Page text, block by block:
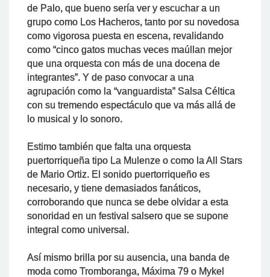
de Palo, que bueno sería ver y escuchar a un
grupo como Los Hacheros, tanto por su novedosa
como vigorosa puesta en escena, revalidando
como “cinco gatos muchas veces maúllan mejor
que una orquesta con más de una docena de
integrantes”. Y de paso convocar a una
agrupación como la “vanguardista” Salsa Céltica
con su tremendo espectáculo que va más allá de
lo musical y lo sonoro.
Estimo también que falta una orquesta
puertorriqueña tipo La Mulenze o como la All Stars
de Mario Ortiz. El sonido puertorriqueño es
necesario, y tiene demasiados fanáticos,
corroborando que nunca se debe olvidar a esta
sonoridad en un festival salsero que se supone
integral como universal.
Así mismo brilla por su ausencia, una banda de
moda como Tromboranga, Máxima 79 o Mykel